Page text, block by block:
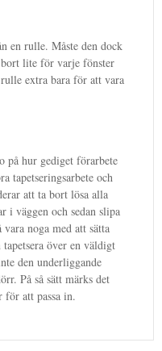
en rulle. Måste den dock
bort lite för varje fönster
extra bara för att vara
på hur gediget förarbete
tapetseringsarbete och
att ta bort lösa alla
i väggen och sedan slipa
noga med att sätta
över en väldigt
den underliggande
På så sätt märks det
för att passa in.